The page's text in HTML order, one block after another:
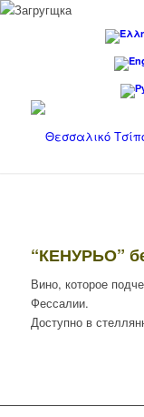
“КЕНУРЬО”
Вино, которое
Фессалии.
Доступно в